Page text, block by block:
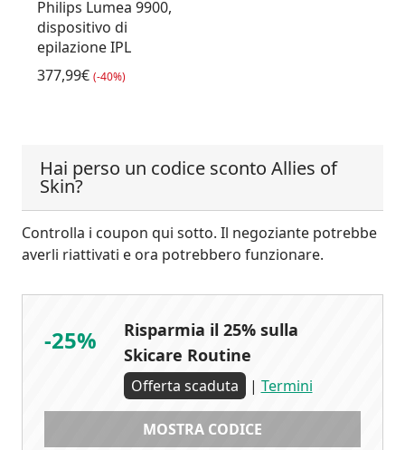
Philips Lumea 9900,
dispositivo di
epilazione IPL
377,99€ (-40%)
Hai perso un codice sconto Allies of
Skin?
Controlla i coupon qui sotto. Il negoziante potrebbe
averli riattivati e ora potrebbero funzionare.
-25%
Risparmia il 25% sulla
Skicare Routine
Offerta scaduta | Termini
MOSTRA CODICE